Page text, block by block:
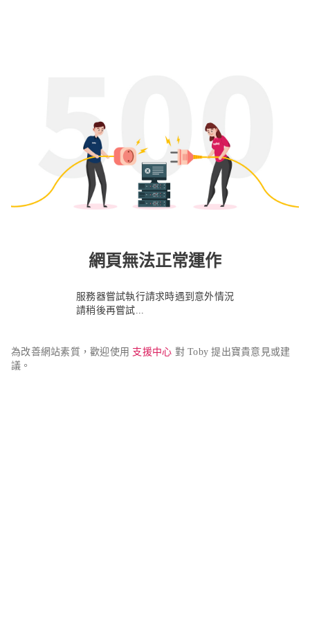
網頁無法正常運作
服務器嘗試執行請求時遇到意外情況
請稍後再嘗試...
為改善網站素質，歡迎使用 支援中心 對 Toby 提出寶貴意見或建
議。